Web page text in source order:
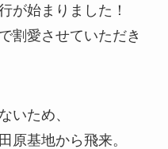
が始まりました！
割愛させていただき
いため、
原基地から飛来。